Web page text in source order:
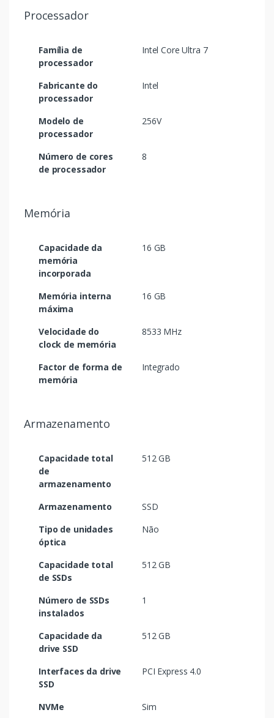
Processador
Família de
processador
Intel Core Ultra 7
Fabricante do
processador
Intel
Modelo de
processador
256V
Número de cores
de processador
8
Memória
Capacidade da
memória
incorporada
16 GB
Memória interna
máxima
16 GB
Velocidade do
clock de memória
8533 MHz
Factor de forma de
memória
Integrado
Armazenamento
Capacidade total
de
armazenamento
512 GB
Armazenamento
SSD
Tipo de unidades
óptica
Não
Capacidade total
de SSDs
512 GB
Número de SSDs
instalados
1
Capacidade da
drive SSD
512 GB
Interfaces da drive
SSD
PCI Express 4.0
NVMe
Sim